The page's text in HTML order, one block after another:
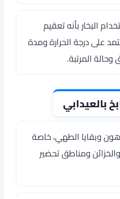
البخار بأنه تعقيم
على درجة الحرارة ومدة
المرتبة.
بالعيدابي
وبقايا الطهي، خاصة
ومناطق تحضير